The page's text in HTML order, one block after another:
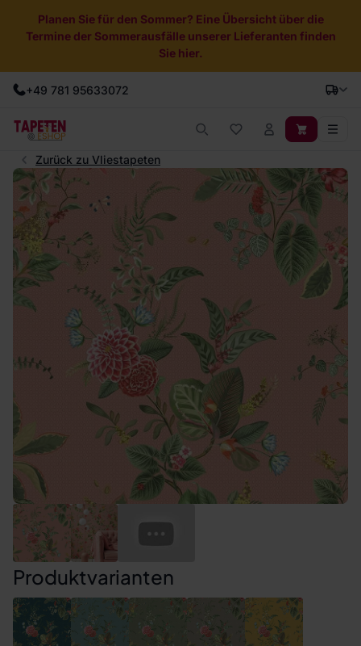
Planen Sie für den Sommer? Eine Übersicht über die
Termine der Sommerausfälle unserer Lieferanten finden
Sie hier.
+49 781 95633072
Zurück zu Vliestapeten
Produktvarianten